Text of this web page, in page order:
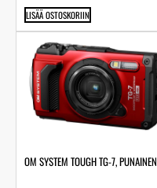
LISÄÄ OSTOSKORIIN
OM SYSTEM TOUGH TG-7, PUNAINEN